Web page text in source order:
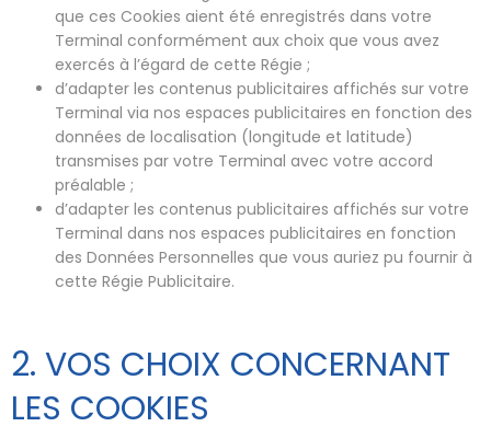
que ces Cookies aient été enregistrés dans votre
Terminal conformément aux choix que vous avez
exercés à l’égard de cette Régie ;
d’adapter les contenus publicitaires affichés sur votre
Terminal via nos espaces publicitaires en fonction des
données de localisation (longitude et latitude)
transmises par votre Terminal avec votre accord
préalable ;
d’adapter les contenus publicitaires affichés sur votre
Terminal dans nos espaces publicitaires en fonction
des Données Personnelles que vous auriez pu fournir à
cette Régie Publicitaire.
2. VOS CHOIX CONCERNANT
LES COOKIES